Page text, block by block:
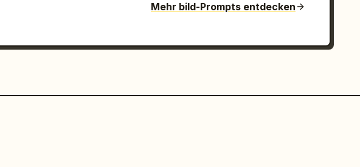
Mehr bild-Prompts entdecken